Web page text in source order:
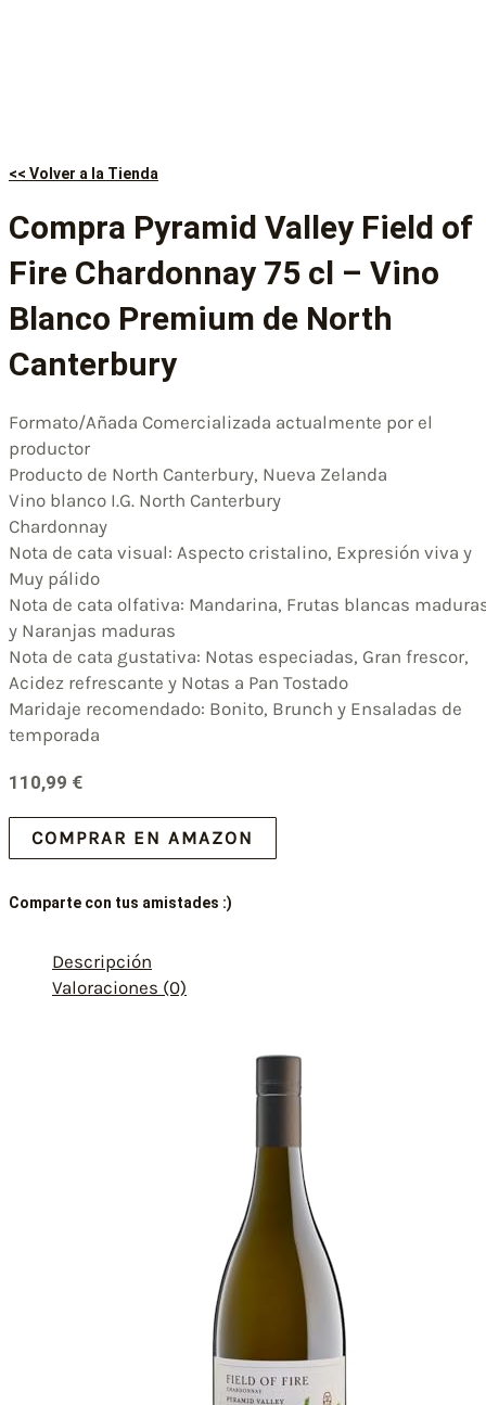
<< Volver a la Tienda
Compra Pyramid Valley Field of
Fire Chardonnay 75 cl – Vino
Blanco Premium de North
Canterbury
Formato/Añada Comercializada actualmente por el
productor
Producto de North Canterbury, Nueva Zelanda
Vino blanco I.G. North Canterbury
Chardonnay
Nota de cata visual: Aspecto cristalino, Expresión viva y
Muy pálido
Nota de cata olfativa: Mandarina, Frutas blancas
y Naranjas maduras
Nota de cata gustativa: Notas especiadas, Gran frescor,
Acidez refrescante y Notas a Pan Tostado
Maridaje recomendado: Bonito, Brunch y Ensaladas de
temporada
110,99 €
COMPRAR EN AMAZON
Comparte con tus amistades :)
Descripción
Valoraciones (0)